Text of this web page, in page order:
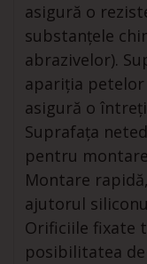
asigură o
substanțele
abrazivelor).
apariția
asigură o
Suprafața
pentru
Montare
ajutorul
Orificiile fixate
posibilitatea